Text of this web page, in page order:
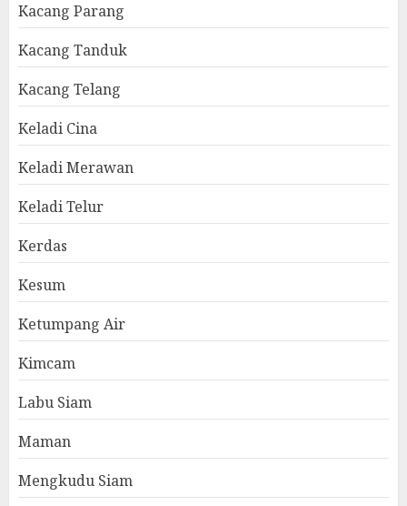
Kacang Parang
Kacang Tanduk
Kacang Telang
Keladi Cina
Keladi Merawan
Keladi Telur
Kerdas
Kesum
Ketumpang Air
Kimcam
Labu Siam
Maman
Mengkudu Siam